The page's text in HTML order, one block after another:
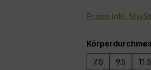
Preise inkl.
7.5
9.5 11.5